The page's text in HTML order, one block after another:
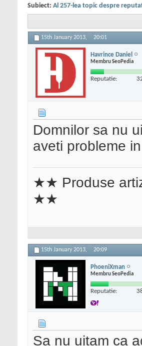
Subiect: Al 257-lea topic despre
15th January 2013, 20:01
Havrince Daniel
Membru SeoPedia
Reputatie:
Domnilor sa nu
aveti probleme
★★ Produse
★★
15th January 2013, 20:09
PhoeniXman
Membru SeoPedia
Reputatie:
Sa nu uitam ca